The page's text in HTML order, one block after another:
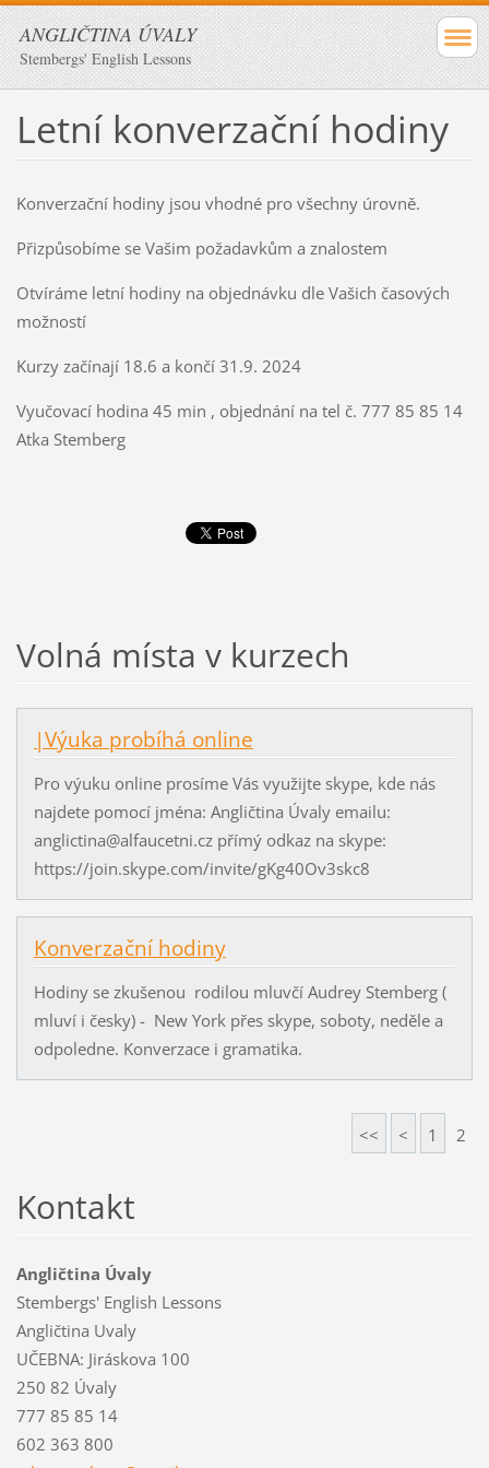
ANGLIČTINA ÚVALY
Stembergs' English Lessons
Letní konverzační hodiny
Konverzační hodiny jsou vhodné pro všechny úrovně.
Přizpůsobíme se Vašim požadavkům a znalostem
Otvíráme letní hodiny na objednávku dle Vašich časových
možností
Kurzy začínají 18.6 a končí 31.9. 2024
Vyučovací hodina 45 min , objednání na tel č. 777 85 85 14
Atka Stemberg
Volná místa v kurzech
|Výuka probíhá online
Pro výuku online prosíme Vás využijte skype, kde nás
najdete pomocí jména: Angličtina Úvaly emailu:
anglictina@alfaucetni.cz přímý odkaz na skype:
https://join.skype.com/invite/gKg40Ov3skc8
Konverzační hodiny
Hodiny se zkušenou rodilou mluvčí Audrey Stemberg (
mluví i česky) - New York přes skype, soboty, neděle a
odpoledne. Konverzace i gramatika.
<< < 1 2
Kontakt
Angličtina Úvaly
Stembergs' English Lessons
Angličtina Uvaly
UČEBNA: Jiráskova 100
250 82 Úvaly
777 85 85 14
602 363 800